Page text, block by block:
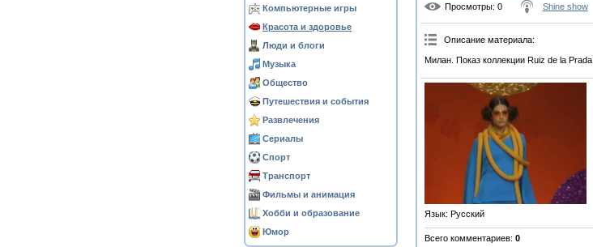
Компьютерные игры
Красота и здоровье
Люди и блоги
Музыка
Общество
Путешествия и события
Развлечения
Сериалы
Спорт
Транспорт
Фильмы и анимация
Хобби и образование
Юмор
Просмотры: 0 Shine show
Описание материала:
Милан. Показ коллекции Ruiz de la Prada.
Язык: Русский
Всего комментариев: 0